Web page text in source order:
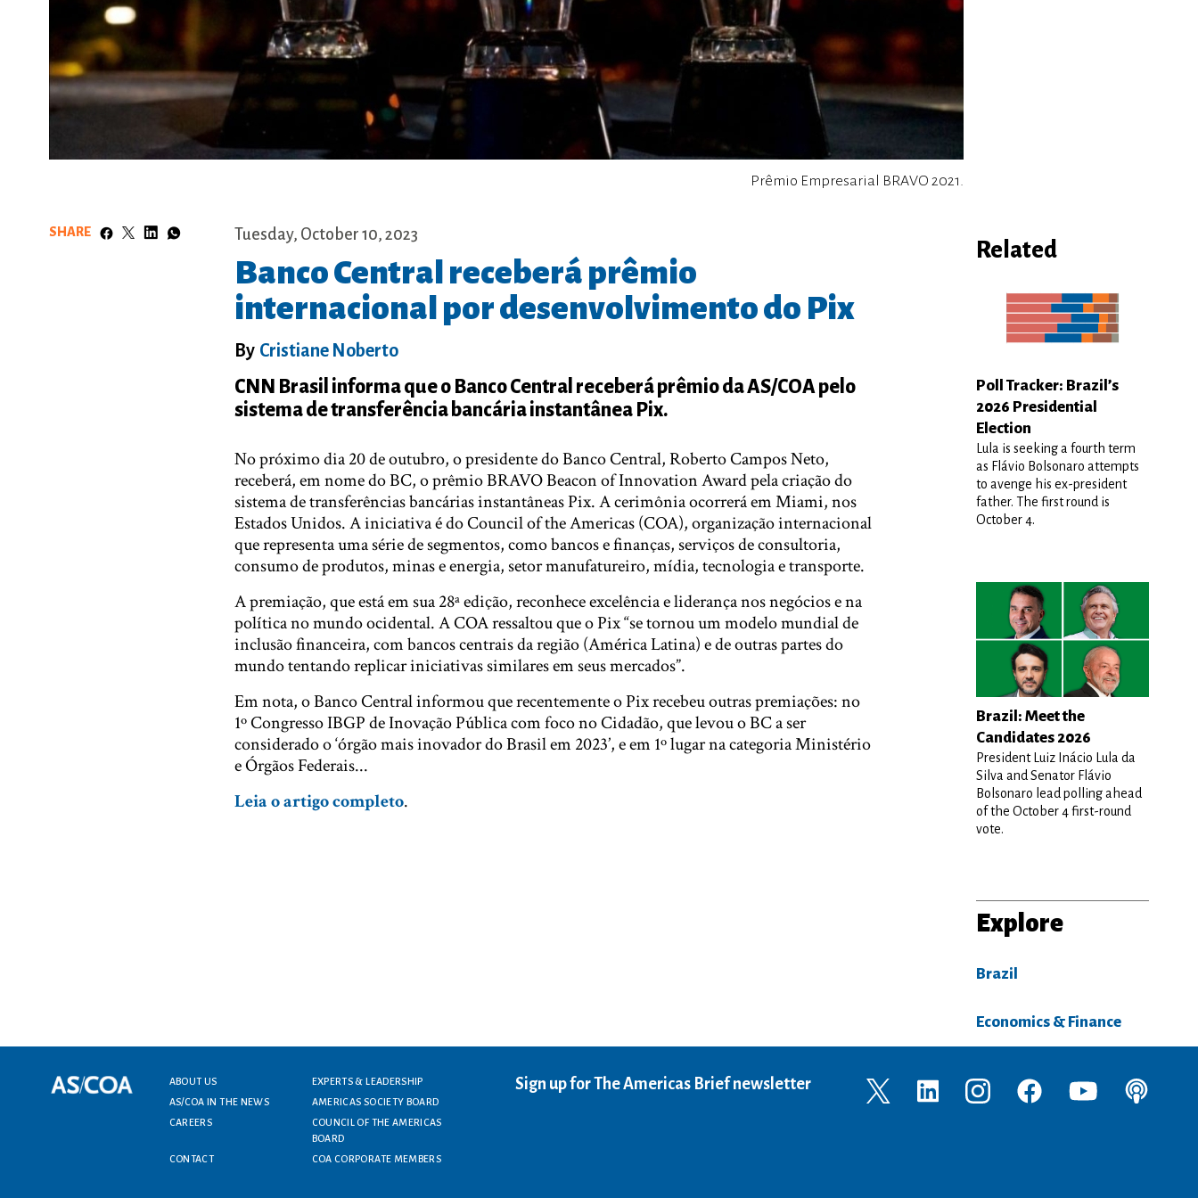
Prêmio Empresarial BRAVO 2021.
SHARE Tuesday, October 10, 2023
Banco Central receberá prêmio
internacional por desenvolvimento do Pix
By Cristiane Noberto
CNN Brasil informa que o Banco Central receberá prêmio da AS/COA pelo
sistema de transferência bancária instantânea Pix.
No próximo dia 20 de outubro, o presidente do Banco Central, Roberto Campos Neto,
receberá, em nome do BC, o prêmio BRAVO Beacon of Innovation Award pela criação do
sistema de transferências bancárias instantâneas Pix. A cerimônia ocorrerá em Miami, nos
Estados Unidos. A iniciativa é do Council of the Americas (COA), organização internacional
que representa uma série de segmentos, como bancos e finanças, serviços de consultoria,
consumo de produtos, minas e energia, setor manufatureiro, mídia, tecnologia e transporte.
A premiação, que está em sua 28ª edição, reconhece excelência e liderança nos negócios e na
política no mundo ocidental. A COA ressaltou que o Pix “se tornou um modelo mundial de
inclusão financeira, com bancos centrais da região (América Latina) e de outras partes do
mundo tentando replicar iniciativas similares em seus mercados”.
Em nota, o Banco Central informou que recentemente o Pix recebeu outras premiações: no
1º Congresso IBGP de Inovação Pública com foco no Cidadão, que levou o BC a ser
considerado o ‘órgão mais inovador do Brasil em 2023’, e em 1º lugar na categoria Ministério
e Órgãos Federais...
Leia o artigo completo.
Related
Poll Tracker: Brazil’s
2026 Presidential
Election
Lula is seeking a fourth term
as Flávio Bolsonaro attempts
to avenge his ex-president
father. The first round is
October 4.
Brazil: Meet the
Candidates 2026
President Luiz Inácio Lula da
Silva and Senator Flávio
Bolsonaro lead polling ahead
of the October 4 first-round
vote.
Explore
Brazil
Economics & Finance
Footer menu
ABOUT US
EXPERTS & LEADERSHIP
AS/COA IN THE NEWS
AMERICAS SOCIETY BOARD
CAREERS
COUNCIL OF THE AMERICAS
BOARD
CONTACT
COA CORPORATE MEMBERS
Sign up for The Americas Brief newsletter